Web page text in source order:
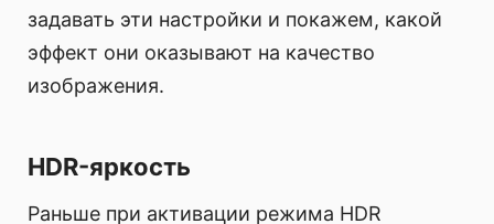
задавать эти настройки и покажем, какой
эффект они оказывают на качество
изображения.
HDR-яркость
Раньше при активации режима HDR